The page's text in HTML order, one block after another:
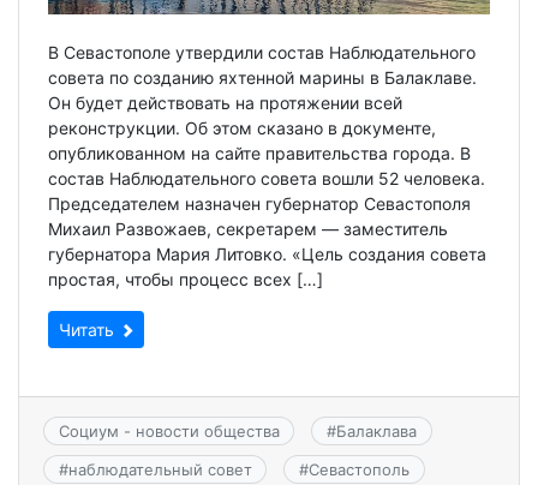
В Севастополе утвердили состав Наблюдательного
совета по созданию яхтенной марины в Балаклаве.
Он будет действовать на протяжении всей
реконструкции. Об этом сказано в документе,
опубликованном на сайте правительства города. В
состав Наблюдательного совета вошли 52 человека.
Председателем назначен губернатор Севастополя
Михаил Развожаев, секретарем — заместитель
губернатора Мария Литовко. «Цель создания совета
простая, чтобы процесс всех […]
Читать
Социум - новости общества #Балаклава
#наблюдательный совет #Севастополь